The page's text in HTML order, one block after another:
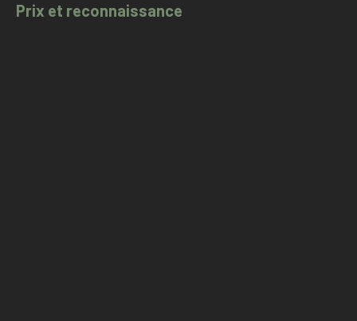
Prix et reconnaissance